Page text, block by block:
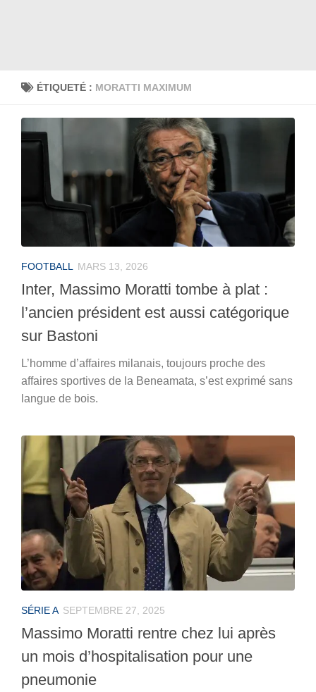
ÉTIQUETÉ : MORATTI MAXIMUM
FOOTBALL MARS 13, 2026
Inter, Massimo Moratti tombe à plat :
l’ancien président est aussi catégorique
sur Bastoni
L’homme d’affaires milanais, toujours proche des
affaires sportives de la Beneamata, s’est exprimé sans
langue de bois.
SÉRIE A SEPTEMBRE 27, 2025
Massimo Moratti rentre chez lui après
un mois d’hospitalisation pour une
pneumonie